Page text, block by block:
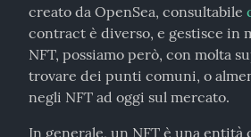
creato da OpenSea, consultabile
contract è diverso, e gestisce in
NFT, possiamo però, con molta
trovare dei punti comuni, o
negli NFT ad oggi sul mercato.
In generale, un NFT è una